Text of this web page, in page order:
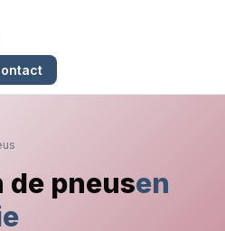
de pneusen